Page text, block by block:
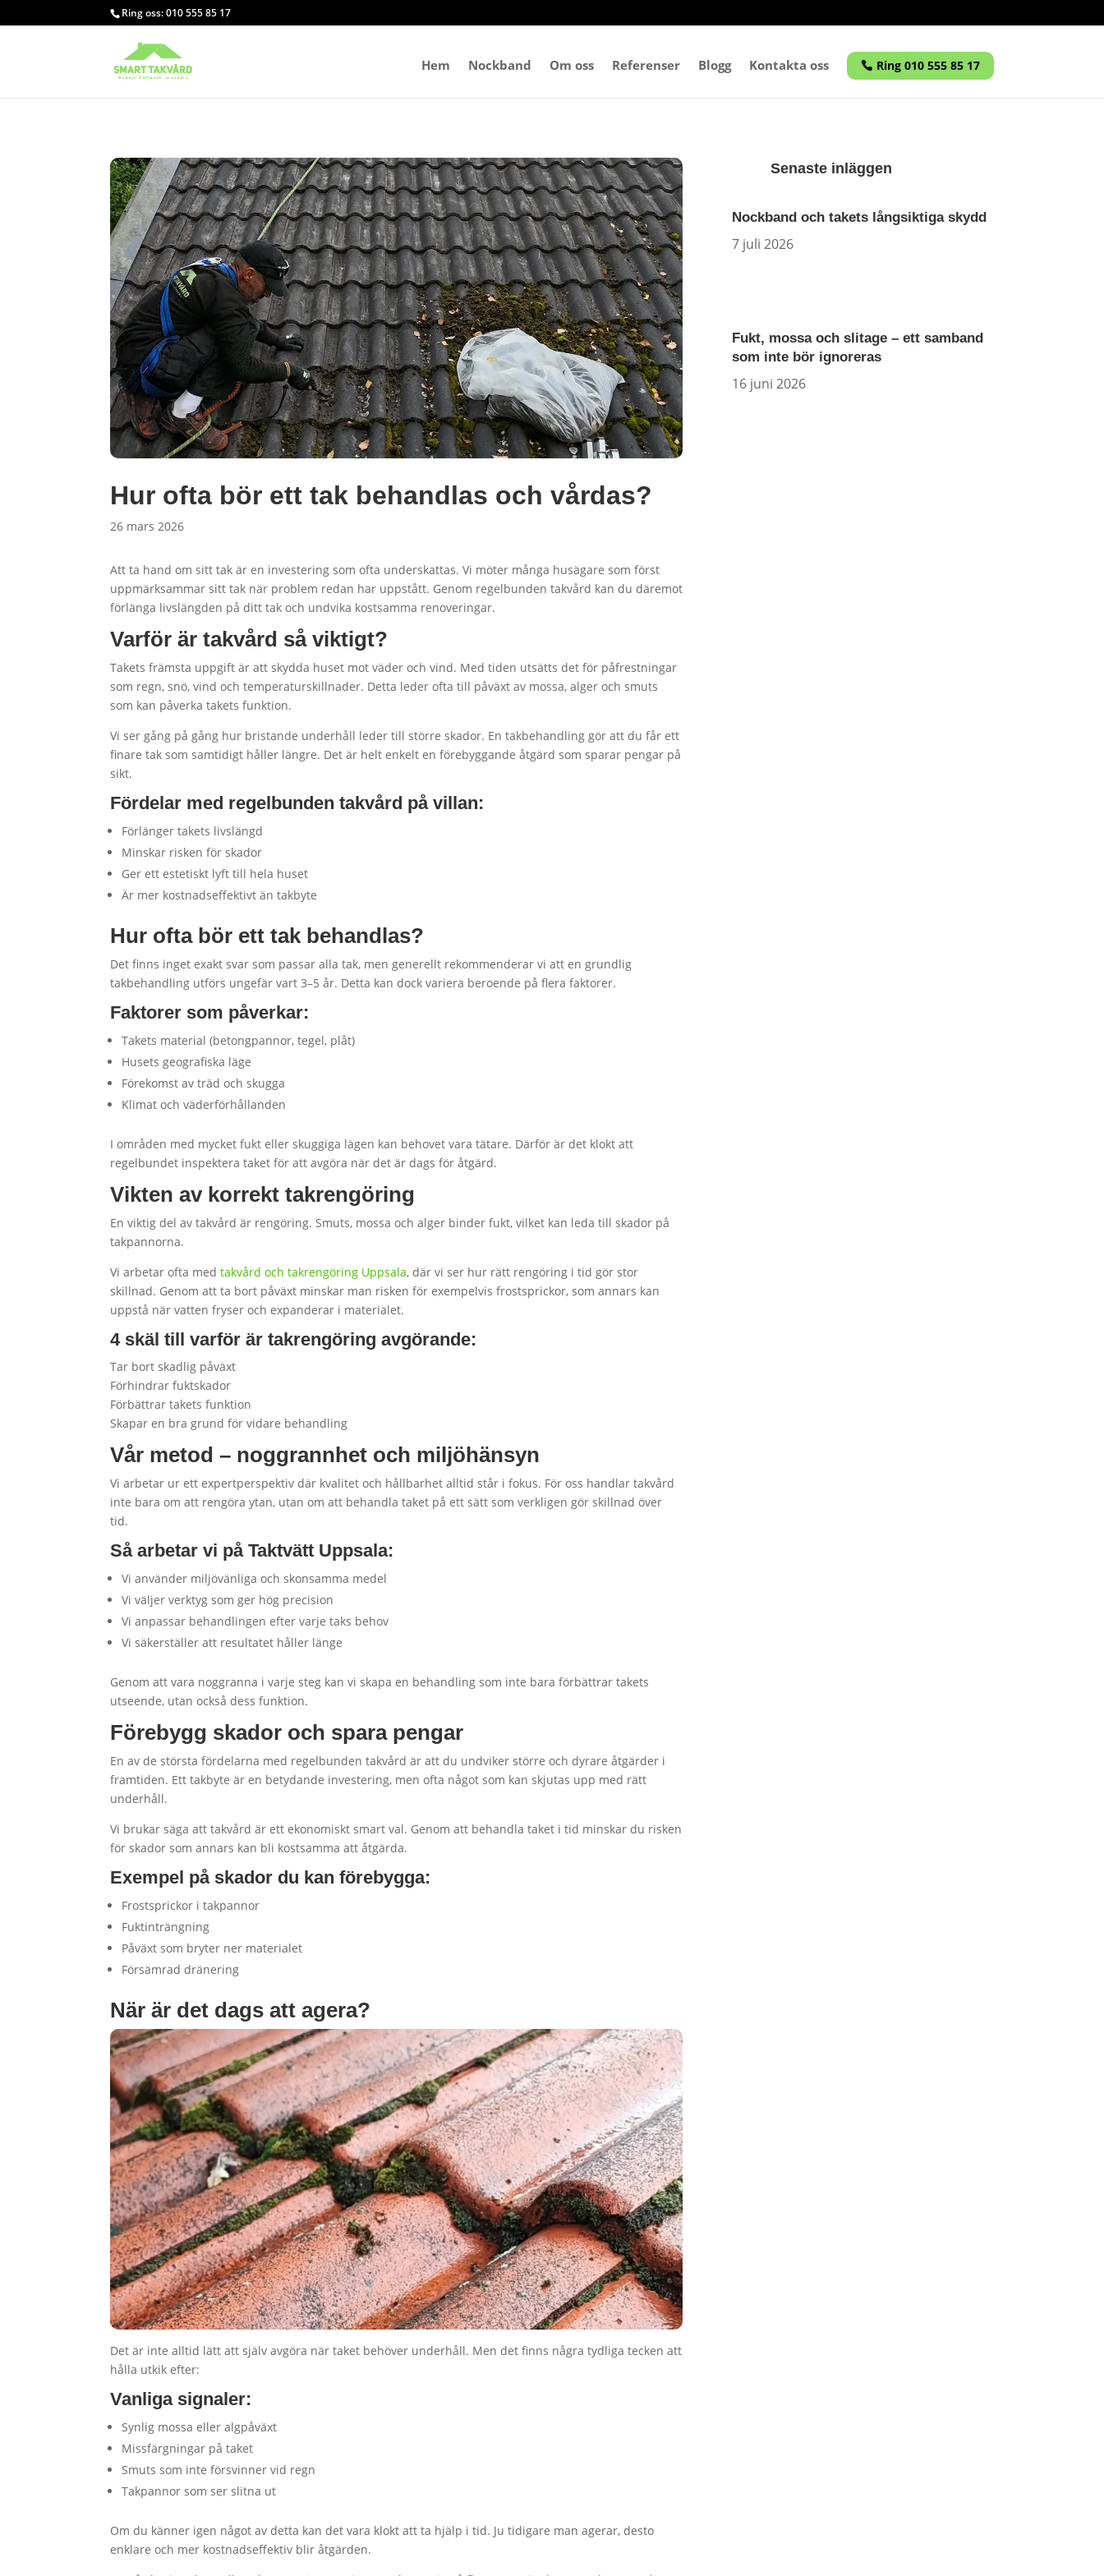
Ring oss: 010 555 85 17
Hem Nockband Om oss Referenser Blogg Kontakta oss Ring 010 555 85 17
Hur ofta bör ett tak behandlas och vårdas?
26 mars 2026
Att ta hand om sitt tak är en investering som ofta underskattas. Vi möter många husägare som först
uppmärksammar sitt tak när problem redan har uppstått. Genom regelbunden takvård kan du däremot
förlänga livslängden på ditt tak och undvika kostsamma renoveringar.
Varför är takvård så viktigt?
Takets främsta uppgift är att skydda huset mot väder och vind. Med tiden utsätts det för påfrestningar
som regn, snö, vind och temperaturskillnader. Detta leder ofta till påväxt av mossa, alger och smuts
som kan påverka takets funktion.
Vi ser gång på gång hur bristande underhåll leder till större skador. En takbehandling gör att du får ett
finare tak som samtidigt håller längre. Det är helt enkelt en förebyggande åtgärd som sparar pengar på
sikt.
Fördelar med regelbunden takvård på villan:
Förlänger takets livslängd
Minskar risken för skador
Ger ett estetiskt lyft till hela huset
Är mer kostnadseffektivt än takbyte
Hur ofta bör ett tak behandlas?
Det finns inget exakt svar som passar alla tak, men generellt rekommenderar vi att en grundlig
takbehandling utförs ungefär vart 3–5 år. Detta kan dock variera beroende på flera faktorer.
Faktorer som påverkar:
Takets material (betongpannor, tegel, plåt)
Husets geografiska läge
Förekomst av träd och skugga
Klimat och väderförhållanden
I områden med mycket fukt eller skuggiga lägen kan behovet vara tätare. Därför är det klokt att
regelbundet inspektera taket för att avgöra när det är dags för åtgärd.
Vikten av korrekt takrengöring
En viktig del av takvård är rengöring. Smuts, mossa och alger binder fukt, vilket kan leda till skador på
takpannorna.
Vi arbetar ofta med takvård och takrengöring Uppsala, där vi ser hur rätt rengöring i tid gör stor
skillnad. Genom att ta bort påväxt minskar man risken för exempelvis frostsprickor, som annars kan
uppstå när vatten fryser och expanderar i materialet.
4 skäl till varför är takrengöring avgörande:
Tar bort skadlig påväxt
Förhindrar fuktskador
Förbättrar takets funktion
Skapar en bra grund för vidare behandling
Vår metod – noggrannhet och miljöhänsyn
Vi arbetar ur ett expertperspektiv där kvalitet och hållbarhet alltid står i fokus. För oss handlar takvård
inte bara om att rengöra ytan, utan om att behandla taket på ett sätt som verkligen gör skillnad över
tid.
Så arbetar vi på Taktvätt Uppsala:
Vi använder miljövänliga och skonsamma medel
Vi väljer verktyg som ger hög precision
Vi anpassar behandlingen efter varje taks behov
Vi säkerställer att resultatet håller länge
Genom att vara noggranna i varje steg kan vi skapa en behandling som inte bara förbättrar takets
utseende, utan också dess funktion.
Förebygg skador och spara pengar
En av de största fördelarna med regelbunden takvård är att du undviker större och dyrare åtgärder i
framtiden. Ett takbyte är en betydande investering, men ofta något som kan skjutas upp med rätt
underhåll.
Vi brukar säga att takvård är ett ekonomiskt smart val. Genom att behandla taket i tid minskar du risken
för skador som annars kan bli kostsamma att åtgärda.
Exempel på skador du kan förebygga:
Frostsprickor i takpannor
Fuktinträngning
Påväxt som bryter ner materialet
Försämrad dränering
När är det dags att agera?
Det är inte alltid lätt att själv avgöra när taket behöver underhåll. Men det finns några tydliga tecken att
hålla utkik efter:
Vanliga signaler:
Synlig mossa eller algpåväxt
Missfärgningar på taket
Smuts som inte försvinner vid regn
Takpannor som ser slitna ut
Om du känner igen något av detta kan det vara klokt att ta hjälp i tid. Ju tidigare man agerar, desto
enklare och mer kostnadseffektiv blir åtgärden.
Senaste inläggen
Nockband och takets långsiktiga skydd
7 juli 2026
Fukt, mossa och slitage – ett samband
som inte bör ignoreras
16 juni 2026